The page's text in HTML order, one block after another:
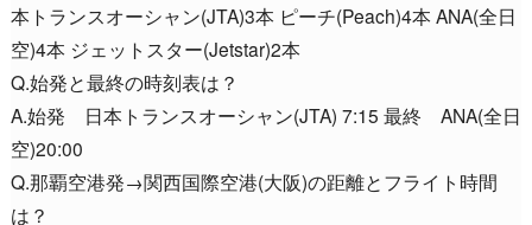
本トランスオーシャン(JTA)3本 ピーチ(Peach)4本 ANA(全日
空)4本 ジェットスター(Jetstar)2本
Q.始発と最終の時刻表は？
A.始発 日本トランスオーシャン(JTA) 7:15 最終 ANA(全日
空)20:00
Q.那覇空港発→関西国際空港(大阪)の距離とフライト時間
は？